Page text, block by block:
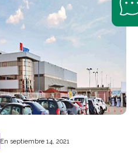
En septiembre 14, 2021